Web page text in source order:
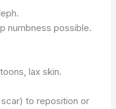
numbness possible.
lax skin.
to reposition or